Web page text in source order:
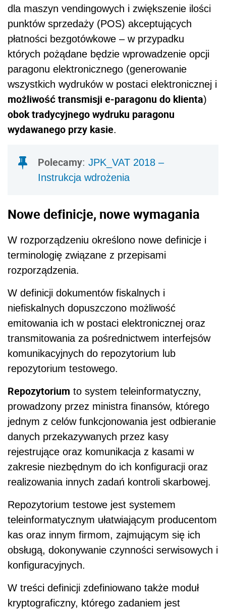
dla maszyn vendingowych i zwiększenie ilości
punktów sprzedaży (POS) akceptujących
płatności bezgotówkowe – w przypadku
których pożądane będzie wprowadzenie opcji
paragonu elektronicznego (generowanie
wszystkich wydruków w postaci elektronicznej i
możliwość transmisji e-paragonu do klienta)
obok tradycyjnego wydruku paragonu
wydawanego przy kasie.
Polecamy: JPK_VAT 2018 –
Instrukcja wdrożenia
Nowe definicje, nowe wymagania
W rozporządzeniu określono nowe definicje i
terminologię związane z przepisami
rozporządzenia.
W definicji dokumentów fiskalnych i
niefiskalnych dopuszczono możliwość
emitowania ich w postaci elektronicznej oraz
transmitowania za pośrednictwem interfejsów
komunikacyjnych do repozytorium lub
repozytorium testowego.
Repozytorium to system teleinformatyczny,
prowadzony przez ministra finansów, którego
jednym z celów funkcjonowania jest odbieranie
danych przekazywanych przez kasy
rejestrujące oraz komunikacja z kasami w
zakresie niezbędnym do ich konfiguracji oraz
realizowania innych zadań kontroli skarbowej.
Repozytorium testowe jest systemem
teleinformatycznym ułatwiającym producentom
kas oraz innym firmom, zajmującym się ich
obsługą, dokonywanie czynności serwisowych i
konfiguracyjnych.
W treści definicji zdefiniowano także moduł
kryptograficzny, którego zadaniem jest